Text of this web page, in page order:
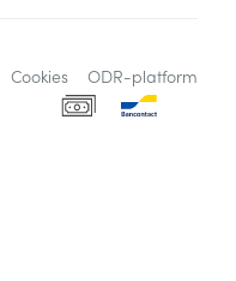
Cookies ODR-platform